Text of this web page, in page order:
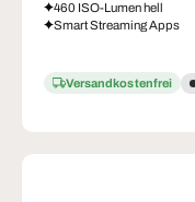
460 ISO-Lumen hell
Smart Streaming Apps
Versandkostenfrei